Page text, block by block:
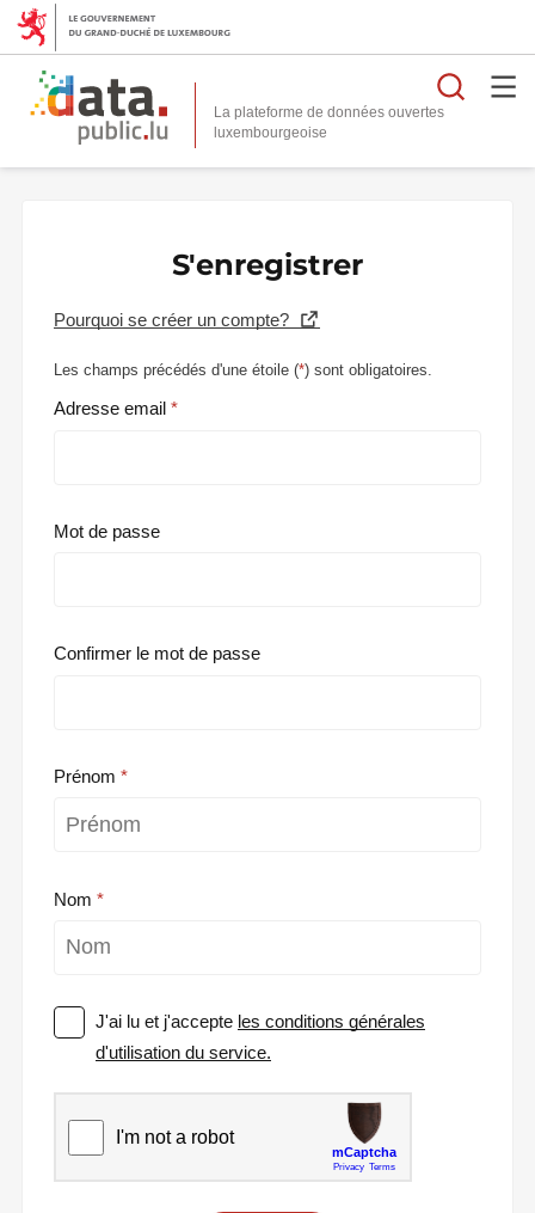
La plateforme de données ouvertes
S'enregistrer
Pourquoi se créer un compte?
Les champs précédés d'une étoile (*) sont obligatoires.
Adresse email
Mot de passe
Confirmer le mot de passe
Prénom
Nom
J'ai lu et j'accepte les conditions générales
d'utilisation du service.